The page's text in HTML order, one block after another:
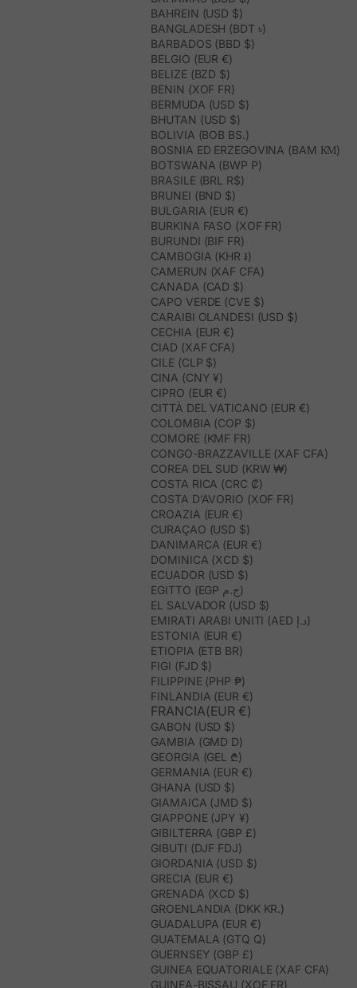
BAHREIN (USD $)
BANGLADESH (BDT ৳)
BARBADOS (BBD $)
BELGIO (EUR €)
BELIZE (BZD $)
BENIN (XOF FR)
BERMUDA (USD $)
BHUTAN (USD $)
BOLIVIA (BOB BS.)
BOSNIA ED ERZEGOVINA (BAM КМ)
BOTSWANA (BWP P)
BRASILE (BRL R$)
BRUNEI (BND $)
BULGARIA (EUR €)
BURKINA FASO (XOF FR)
BURUNDI (BIF FR)
CAMBOGIA (KHR ៛)
CAMERUN (XAF CFA)
CANADA (CAD $)
CAPO VERDE (CVE $)
CARAIBI OLANDESI (USD $)
CECHIA (EUR €)
CIAD (XAF CFA)
CILE (CLP $)
CINA (CNY ¥)
CIPRO (EUR €)
CITTÀ DEL VATICANO (EUR €)
COLOMBIA (COP $)
COMORE (KMF FR)
CONGO-BRAZZAVILLE (XAF CFA)
COREA DEL SUD (KRW ₩)
COSTA RICA (CRC ₡)
COSTA D’AVORIO (XOF FR)
CROAZIA (EUR €)
CURAÇAO (USD $)
DANIMARCA (EUR €)
DOMINICA (XCD $)
ECUADOR (USD $)
EGITTO (EGP ج.م)
EL SALVADOR (USD $)
EMIRATI ARABI UNITI (AED د.إ)
ESTONIA (EUR €)
ETIOPIA (ETB BR)
FIGI (FJD $)
FILIPPINE (PHP ₱)
FINLANDIA (EUR €)
FRANCIA(EUR €)
GABON (USD $)
GAMBIA (GMD D)
GEORGIA (GEL ₾)
GERMANIA (EUR €)
GHANA (USD $)
GIAMAICA (JMD $)
GIAPPONE (JPY ¥)
GIBILTERRA (GBP £)
GIBUTI (DJF FDJ)
GIORDANIA (USD $)
GRECIA (EUR €)
GRENADA (XCD $)
GROENLANDIA (DKK KR.)
GUADALUPA (EUR €)
GUATEMALA (GTQ Q)
GUERNSEY (GBP £)
GUINEA EQUATORIALE (XAF CFA)
GUINEA-BISSAU (XOF FR)